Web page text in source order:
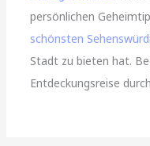
persönlichen
schönsten
Stadt zu bieten hat.
Entdeckungsreise